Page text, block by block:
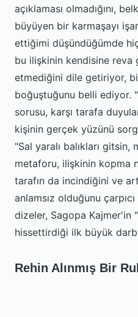
açıklaması olmadığını,
büyüyen bir karmaşayı
ettiğimi düşündüğümde
bu ilişkinin kendisine reva
etmediğini dile getiriyor,
boğuştuğunu belli ediyor.
sorusu, karşı tarafa
kişinin gerçek yüzünü
"Sal yaralı balıkları
metaforu, ilişkinin kopma
tarafın da incindiğini ve
anlamsız olduğunu
dizeler, Sagopa Kajmer'in
hissettirdiği ilk büyük
Rehin Alınmış Bir